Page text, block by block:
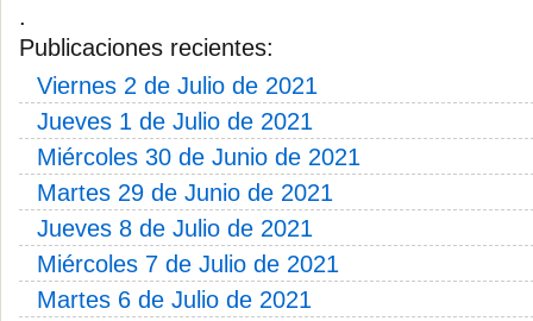
.
Publicaciones recientes:
Viernes 2 de Julio de 2021
Jueves 1 de Julio de 2021
Miércoles 30 de Junio de 2021
Martes 29 de Junio de 2021
Jueves 8 de Julio de 2021
Miércoles 7 de Julio de 2021
Martes 6 de Julio de 2021